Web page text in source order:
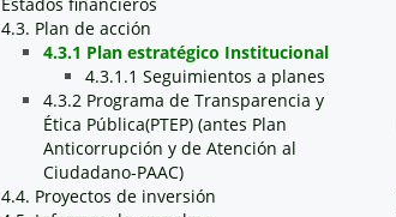
4.3. Plan de acción
4.3.1 Plan estratégico Institucional
4.3.1.1 Seguimientos a planes
4.3.2 Programa de Transparencia y
Ética Pública(PTEP) (antes Plan
Anticorrupción y de Atención al
Ciudadano-PAAC)
4.4. Proyectos de inversión